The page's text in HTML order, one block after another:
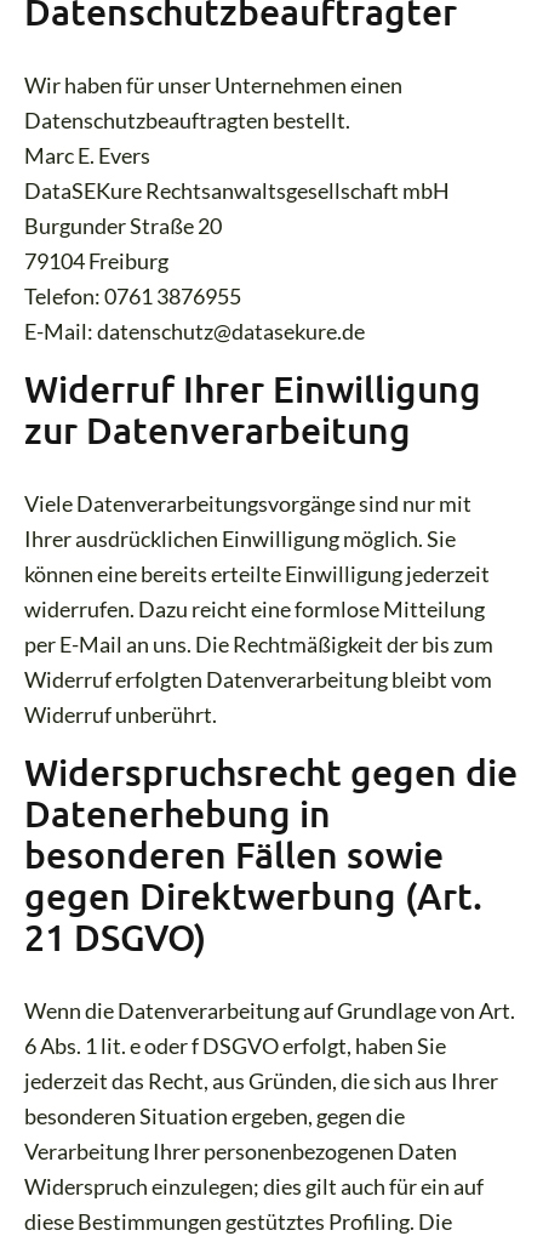
Datenschutzbeauftragter
Wir haben für unser Unternehmen einen
Datenschutzbeauftragten bestellt.
Marc E. Evers
DataSEKure Rechtsanwaltsgesellschaft mbH
Burgunder Straße 20
79104 Freiburg
Telefon: 0761 3876955
E-Mail: datenschutz@datasekure.de
Widerruf Ihrer Einwilligung
zur Datenverarbeitung
Viele Datenverarbeitungsvorgänge sind nur mit
Ihrer ausdrücklichen Einwilligung möglich. Sie
können eine bereits erteilte Einwilligung jederzeit
widerrufen. Dazu reicht eine formlose Mitteilung
per E-Mail an uns. Die Rechtmäßigkeit der bis zum
Widerruf erfolgten Datenverarbeitung bleibt vom
Widerruf unberührt.
Widerspruchsrecht gegen die
Datenerhebung in
besonderen Fällen sowie
gegen Direktwerbung (Art.
21 DSGVO)
Wenn die Datenverarbeitung auf Grundlage von Art.
6 Abs. 1 lit. e oder f DSGVO erfolgt, haben Sie
jederzeit das Recht, aus Gründen, die sich aus Ihrer
besonderen Situation ergeben, gegen die
Verarbeitung Ihrer personenbezogenen Daten
Widerspruch einzulegen; dies gilt auch für ein auf
diese Bestimmungen gestütztes Profiling. Die